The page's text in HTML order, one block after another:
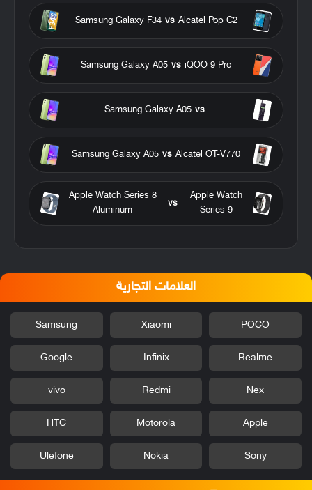
Alcatel Pop C2
vs
Samsung Galaxy F34
iQOO 9 Pro
vs
Samsung Galaxy A05
vs
Samsung Galaxy A05
Alcatel OT-V770
vs
Samsung Galaxy A05
Apple Watch
Series 9
vs
Apple Watch Series 8
Aluminum
العلامات التجارية
POCO
Xiaomi
Samsung
Realme
Infinix
Google
Nex
Redmi
vivo
Apple
Motorola
HTC
Sony
Nokia
Ulefone